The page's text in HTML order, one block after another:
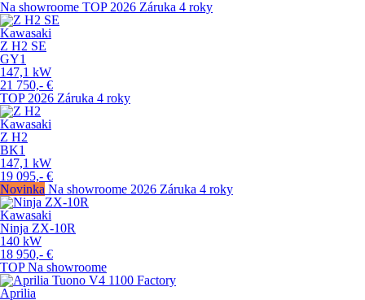
Na showroome TOP 2026 Záruka 4 roky
Kawasaki
Z H2 SE
GY1
147,1 kW
21 750,- €
TOP 2026 Záruka 4 roky
Kawasaki
Z H2
BK1
147,1 kW
19 095,- €
Novinka Na showroome 2026 Záruka 4 roky
Kawasaki
Ninja ZX-10R
140 kW
18 950,- €
TOP Na showroome
Aprilia